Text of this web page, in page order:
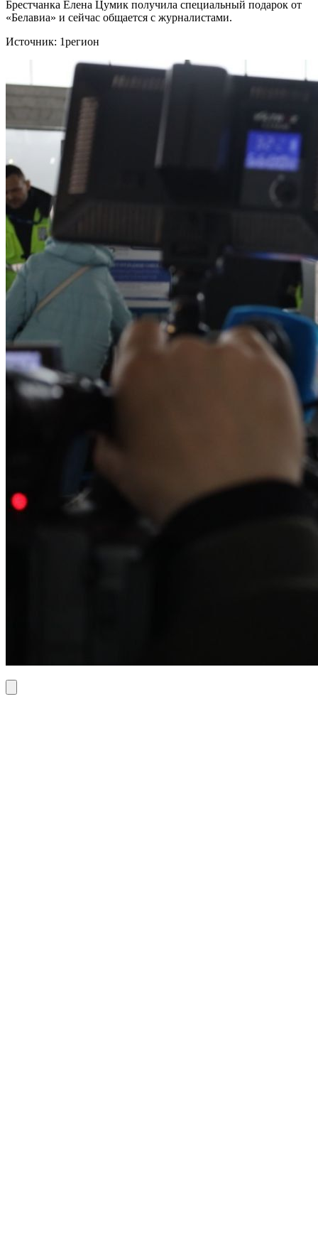
Брестчанка Елена Цумик получила специальный подарок от
«Белавиа» и сейчас общается с журналистами.
Источник: 1регион